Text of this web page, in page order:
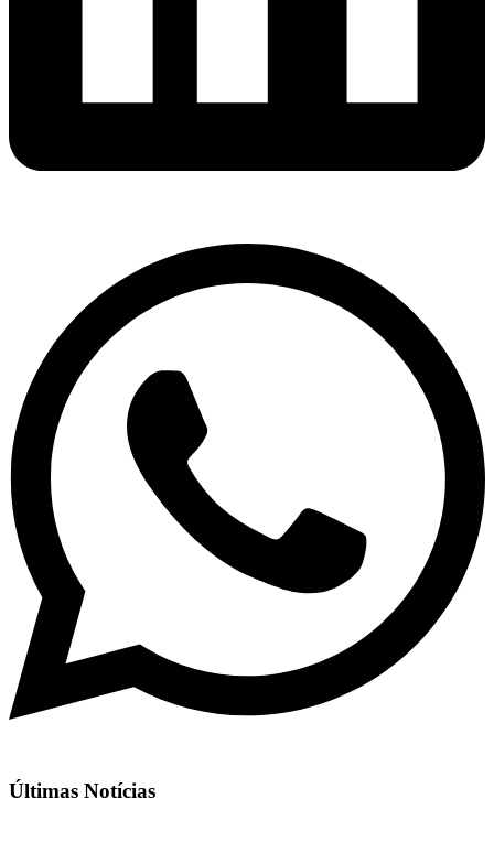
Últimas Notícias